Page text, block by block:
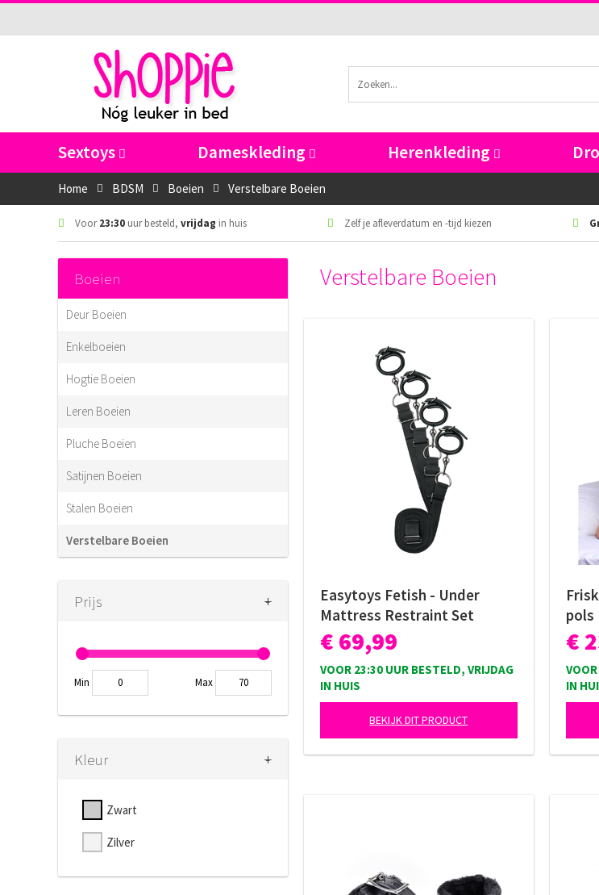
Sextoys Dameskleding Herenkleding
Home BDSM Boeien Verstelbare Boeien
Voor23:30 uur besteld, vrijdag in huis Zelf je afleverdatum en -tijd kiezen
Boeien
Deur Boeien
Enkelboeien
Hogtie Boeien
Leren Boeien
Pluche Boeien
Satijnen Boeien
Stalen Boeien
Verstelbare Boeien
Prijs -
+
Min Max
Kleur -
+
Zwart
Zilver
Verstelbare Boeien
Easytoys Fetish - Under
Mattress Restraint Set
€ 69,99
VOOR 23:30 UUR BESTELD, VRIJDAG
IN HUIS
BEKIJK DIT PRODUCT
pols
€
IN